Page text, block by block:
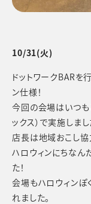
10/31(火)
ドットワークBARを
ン仕様！
今回の会場はいつも
ックス）で実施しまし
店長は地域おこし協
ハロウィンにちなん
た！
会場もハロウィンぽ
れました。